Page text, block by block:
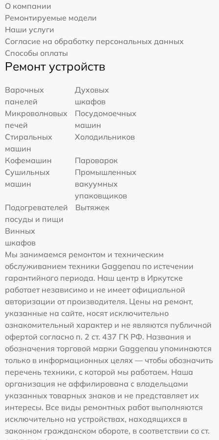
О компании
Ремонтируемые модели
Наши услуги
Согласие на обработку персональных данных
Способы оплаты
Ремонт устройств
Варочных
панелей
Духовых
шкафов
Микроволновых
печей
Посудомоечных
машин
Стиральных
машин
Холодильников
Кофемашин
Пароварок
Сушильных
машин
Промышленных
вакуумных
упаковщиков
Подогревателей
посуды и пищи
Вытяжек
Винных
шкафов
Мы занимаемся ремонтом и техническим
обслуживанием техники Gaggenau по истечении
гарантийного периода. Наш центр в Иркутске
работает независимо и не имеет официальной
авторизации от производителя. Цены на ремонт,
указанные на сайте, носят исключительно
ознакомительный характер и не являются публичной
офертой согласно п. 2 ст. 437 ГК РФ. Названия и
обозначения торговой марки Gaggenau упоминаются
только в информационных целях — чтобы обозначить
перечень техники, с которой мы работаем. Наша
организация не аффилирована с владельцами
указанных товарных знаков и не представляет их
интересы. Все виды ремонтных работ выполняются
исключительно на устройствах, находящихся в
законном гражданском обороте, в соответствии со ст.